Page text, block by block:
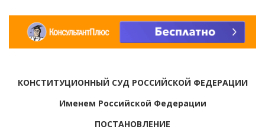
КОНСТИТУЦИОННЫЙ СУД РОССИЙСКОЙ ФЕДЕРАЦИИ
Именем Российской Федерации
ПОСТАНОВЛЕНИЕ